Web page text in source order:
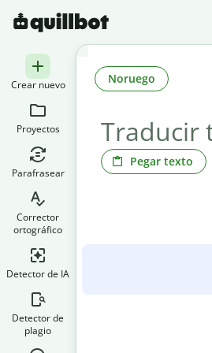
Crear nuevo
Proyectos
Parafrasear
Corrector
ortográfico
Detector de IA
Detector de
plagio
Pegar texto
Noruego